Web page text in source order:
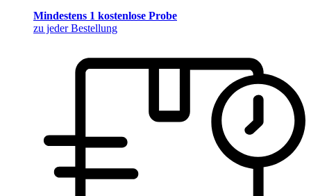
Mindestens 1 kostenlose Probe
zu jeder Bestellung